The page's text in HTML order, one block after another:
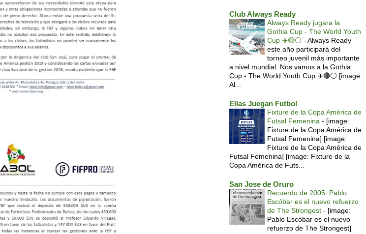
Club Always Ready
Always Ready jugara la
Gothia Cup - The World Youth
Cup ✈️🔴⚪️ - Always Ready
este año participará del
torneo juvenil más importante
a nivel mundial. Nos vamos a la Gothia
Cup - The World Youth Cup ✈️🔴⚪️ [image:
Al...
Ellas Juegan Futbol
Fixture de la Copa América de
Futsal Femenina - [image:
Fixture de la Copa América de
Futsal Femenina] [image:
Fixture de la Copa América de
Futsal Femenina] [image: Fixture de la
Copa América de Futs...
San Jose de Oruro
Recuerdo de 2005: Pablo
Escóbar es el nuevo refuerzo
de The Strongest - [image:
Pablo Escóbar es el nuevo
refuerzo de The Strongest]